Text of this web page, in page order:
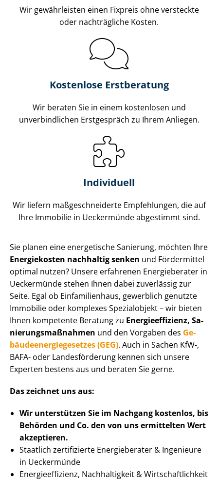
Wir gewährleisten einen Fixpreis ohne versteckte
oder nachträgliche Kosten.
Kostenlose Erstberatung
Wir beraten Sie in einem kostenlosen und
unverbindlichen Erstgespräch zu Ihrem Anliegen.
Individuell
Wir liefern maß­ge­schnei­der­te Empfehlungen, die auf
Ihre Immobilie in Ueckermünde abgestimmt sind.
Sie planen eine energetische Sanierung, möchten Ihre
Energiekosten nachhaltig senken und Fördermittel
optimal nutzen? Unsere erfahrenen Energieberater in
Ueckermünde stehen Ihnen dabei zuverlässig zur
Seite. Egal ob Einfamilienhaus, gewerblich genutzte
Immobilie oder komplexes Spezialobjekt – wir bieten
Ihnen kompetente Beratung zu En­er­gie­ef­fi­zi­enz, Sa­
nie­rungs­maß­nah­men und den Vorgaben des Ge­
bäu­de­en­er­gie­ge­set­zes (GEG). Auch in Sachen KfW-,
BAFA- oder Landesförderung kennen sich unsere
Experten bestens aus und beraten Sie gerne.
Das zeichnet uns aus:
Wir unterstützen Sie im Nachgang kostenlos, bis
Behörden und Co. den von uns ermittelten Wert
akzeptieren.
Staatlich zertifizierte Energieberater & Ingenieure
in Ueckermünde
En­er­gie­ef­fi­zi­enz, Nachhaltigkeit & Wirt­schaft­lich­keit